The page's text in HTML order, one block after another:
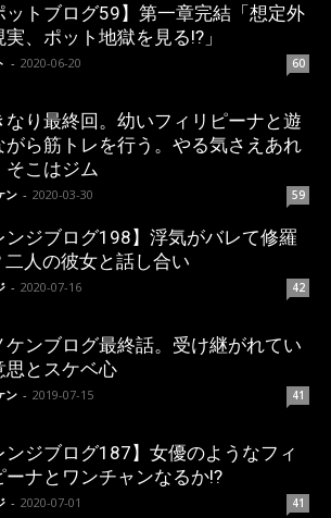
ットブログ59】第一章完結「想定外
実、ポット地獄を見る!?」
- 2020-06-20 60
なり最終回。幼いフィリピーナと遊
がら筋トレを行う。やる気さえあれ
そこはジム
ン - 2020-03-30 59
ンジブログ198】浮気がバレて修羅
二人の彼女と話し合い
- 2020-07-16 42
ケンブログ最終話。受け継がれてい
思とスケベ心
ン - 2019-07-15 41
ンジブログ187】女優のようなフィ
ーナとワンチャンなるか!?
- 2020-07-01 41